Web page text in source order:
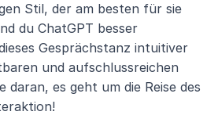
Stil, der am besten für sie
du ChatGPT besser
Gesprächstanz intuitiver
und aufschlussreichen
daran, es geht um die Reise des